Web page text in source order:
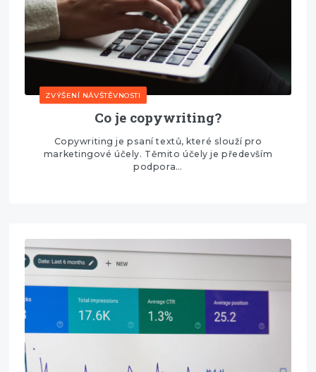
ZVÝŠENÍ NÁVŠTĚVNOSTI
Co je copywriting?
Copywriting je psaní textů, které slouží pro
marketingové účely. Těmito účely je především
podpora…